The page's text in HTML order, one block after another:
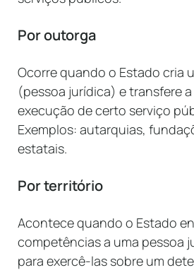
Por outorga
Ocorre quando o Estado cria
(pessoa jurídica) e transfere
execução de certo serviço
Exemplos: autarquias,
estatais.
Por território
Acontece quando o Estado
competências a uma pessoa
para exercê-las sobre um